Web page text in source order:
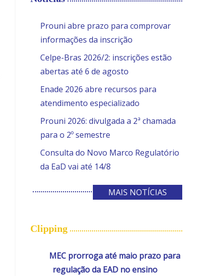
Prouni abre prazo para comprovar
informações da inscrição
Celpe-Bras 2026/2: inscrições estão
abertas até 6 de agosto
Enade 2026 abre recursos para
atendimento especializado
Prouni 2026: divulgada a 2ª chamada
para o 2º semestre
Consulta do Novo Marco Regulatório
da EaD vai até 14/8
MAIS NOTÍCIAS
Clipping
MEC prorroga até maio prazo para
regulação da EAD no ensino